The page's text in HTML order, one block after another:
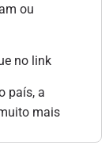
ou
no link
país, a
mais